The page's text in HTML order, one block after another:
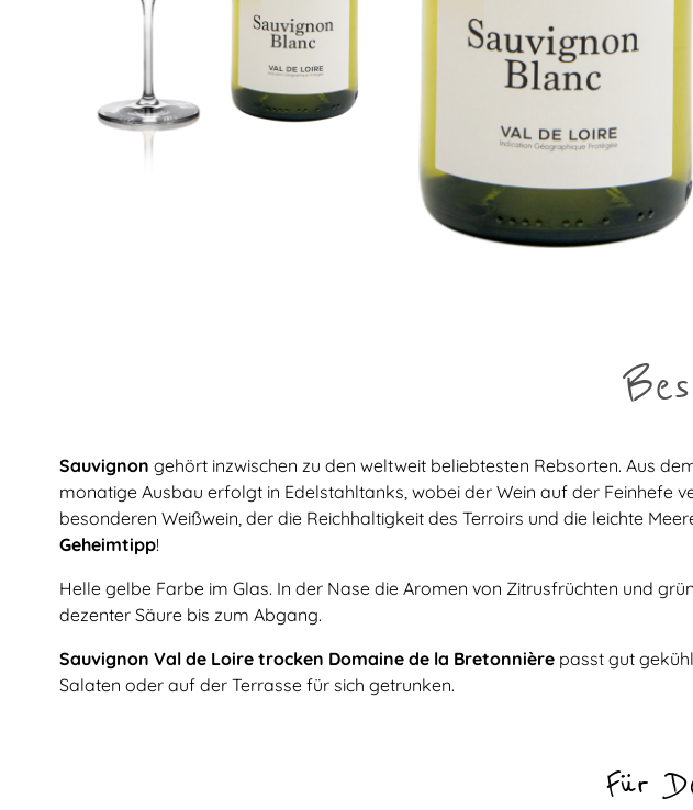
Sauvignon gehört inzwischen zu den weltweit beliebtesten Rebsorten. Aus
monatige Ausbau erfolgt in Edelstahltanks, wobei der Wein auf der Feinhefe
besonderen Weißwein, der die Reichhaltigkeit des Terroirs und die leichte
Geheimtipp!
Helle gelbe Farbe im Glas. In der Nase die Aromen von Zitrusfrüchten und
dezenter Säure bis zum Abgang.
Sauvignon Val de Loire trocken Domaine de la Bretonnière passt gut
Salaten oder auf der Terrasse für sich getrunken.
Für